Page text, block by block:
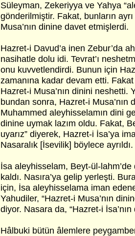
Süleyman, Zekeriyya ve Yahya
gönderilmiştir. Fakat, bunların
Musa’nın dinine davet etmişlerdi.
Hazret-i Davud’a inen Zebur’da
nasihatle dolu idi. Tevrat’ı
onu kuvvetlendirdi. Bunun için
zamanına kadar devam etti.
Hazret-i Musa’nın dinini neshetti.
bundan sonra, Hazret-i Musa’nın
Muhammed aleyhisselamın dini
dinine uymak lazım oldu. Fakat,
uyarız” diyerek, Hazret-i İsa’ya
Nasaralık [İsevilik] böylece ayrıldı.
İsa aleyhisselam, Beyt-ül-lahm’de
kaldı. Nasıra’ya gelip yerleşti.
için, İsa aleyhisselama iman
Yahudiler, “Hazret-i Musa’nın
diyor. Nasara da, “Hazret-i
Hâlbuki bütün âlemlere